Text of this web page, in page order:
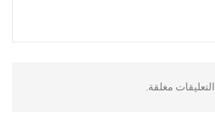
التعليقات مغلقة.